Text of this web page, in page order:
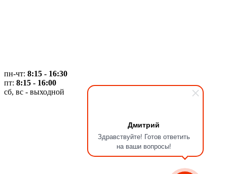
Дмитрий
Здравствуйте! Готов ответить
на ваши вопросы!
пн-чт: 8:15 - 16:30
пт: 8:15 - 16:00
сб, вс - выходной